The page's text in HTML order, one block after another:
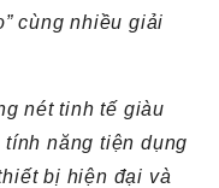
cùng nhiều giải
nét tinh tế giàu
năng tiện dụng
bị hiện đại và